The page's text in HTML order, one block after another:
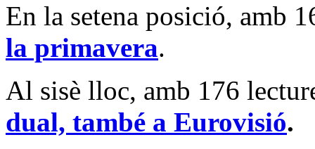
En la setena posició, amb
la primavera.
Al sisè lloc, amb 176
dual, també a Eurovisió.